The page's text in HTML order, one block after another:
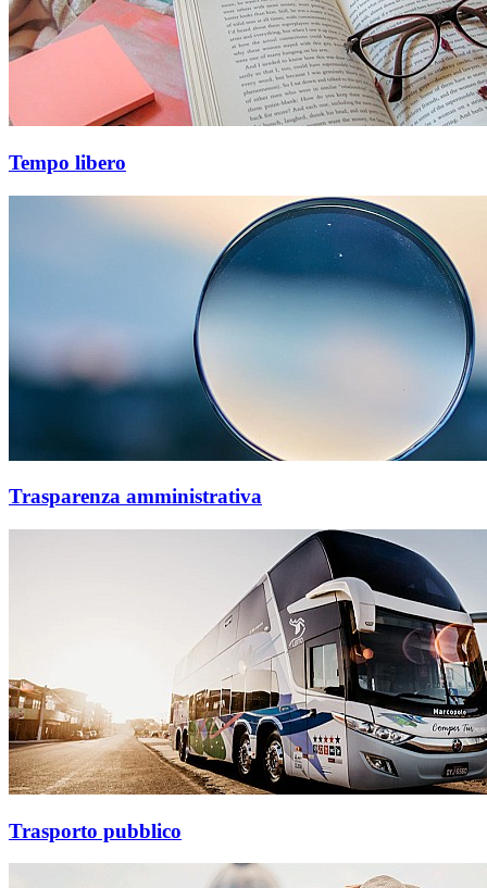
Tempo libero
Trasparenza amministrativa
Trasporto pubblico